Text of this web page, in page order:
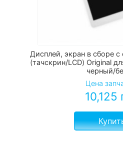
Дисплей, экран в сборе
(тачскрин/LCD) Original
черный/
Цена
10,125